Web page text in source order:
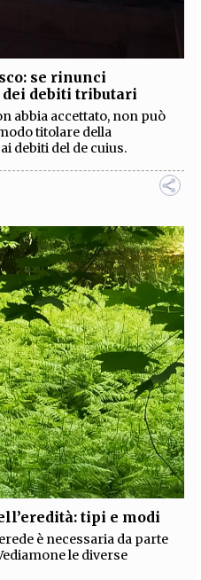
MEDIA
se rinunci
debiti tributari
abbia accettato, non può
titolare della
debiti del de cuius.
tipi e modi
è necessaria da parte
le diverse